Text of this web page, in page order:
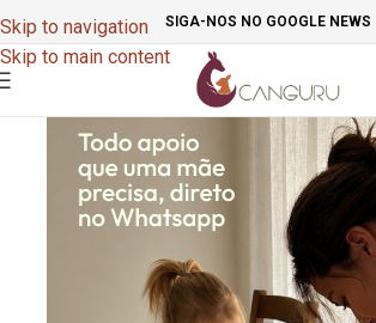
Skip to navigation
Skip to main content
SIGA-NOS NO GOOGLE NEWS